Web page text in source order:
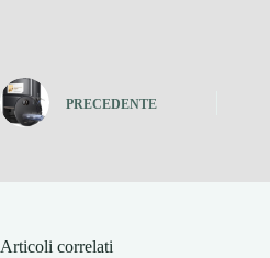
PRECEDENTE
Articoli correlati